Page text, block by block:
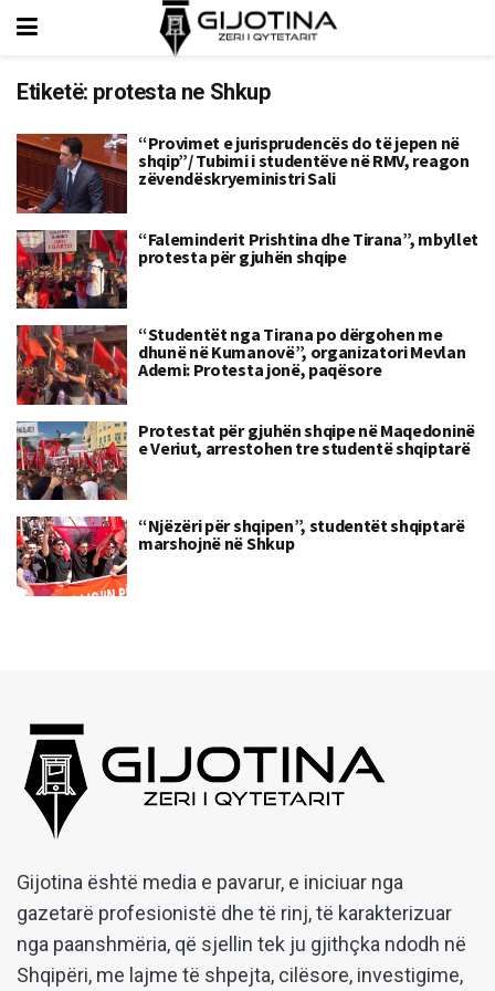
Etiketë: protesta ne Shkup
“Provimet e jurisprudencës do të jepen në
shqip”/ Tubimi i studentëve në RMV, reagon
zëvendëskryeministri Sali
“Faleminderit Prishtina dhe Tirana”, mbyllet
protesta për gjuhën shqipe
“Studentët nga Tirana po dërgohen me
dhunë në Kumanovë”, organizatori Mevlan
Ademi: Protesta jonë, paqësore
Protestat për gjuhën shqipe në Maqedoninë
e Veriut, arrestohen tre studentë shqiptarë
“Njëzëri për shqipen”, studentët shqiptarë
marshojnë në Shkup
Gijotina është media e pavarur, e iniciuar nga
gazetarë profesionistë dhe të rinj, të karakterizuar
nga paanshmëria, që sjellin tek ju gjithçka ndodh në
Shqipëri, me lajme të shpejta, cilësore, investigime,